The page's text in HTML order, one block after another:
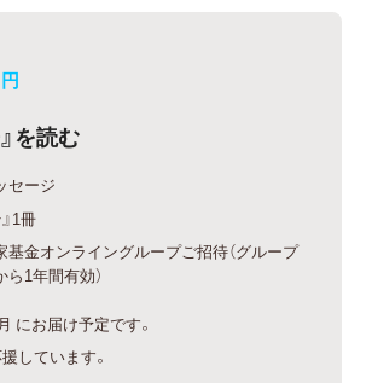
円
を読む
セージ
1冊
基金オンライングループご招待（グループ
1年間有効）
にお届け予定です。
しています。